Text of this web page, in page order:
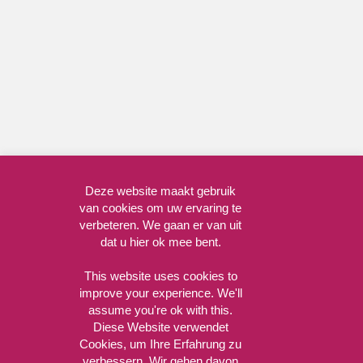
Deze website maakt gebruik
van cookies om uw ervaring te
verbeteren. We gaan er van uit
dat u hier ok mee bent.
This website uses cookies to
improve your experience. We'll
assume you're ok with this.
Diese Website verwendet
Cookies, um Ihre Erfahrung zu